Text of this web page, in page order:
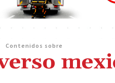
Contenidos sobre